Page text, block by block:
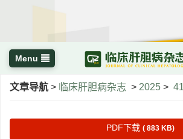
Menu
文章导航 > 临床肝胆病杂志 > 2025 >
PDF下载 ( 883 KB)